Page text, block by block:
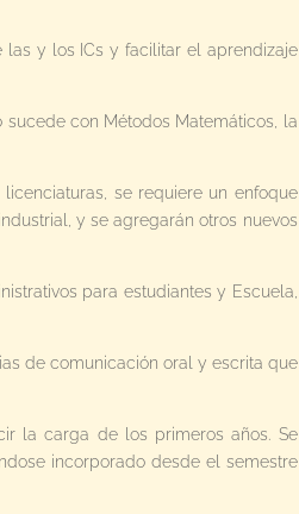
y los ICs y facilitar el aprendizaje
con Métodos Matemáticos, la
se requiere un enfoque
y se agregarán otros nuevos
para estudiantes y Escuela,
de comunicación oral y escrita que
la carga de los primeros años. Se
incorporado desde el semestre